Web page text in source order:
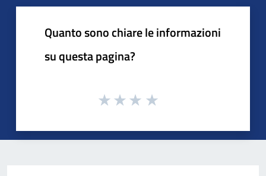
Quanto sono chiare le informazioni
su questa pagina?